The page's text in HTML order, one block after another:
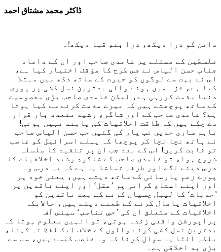
ڈاکٹر محمد مشتاق احمد
دامن کو ذرا دیکھ، ذرا بندِ قبا دیکھ!۔
فلسطین کے مسئلے پر غامدی صاحب اور ان کے داماد
جناب حسن الیاس نے جس طرح کا مؤقف اختیار کیا ہے،
اس نے بہت سے لوگوں کو حیرت کے ساتھ دکھ میں مبتلا
کیا ہے، غزہ میں ہونے والی بدترین نسل کشی پر پوری
دنیا مذمت کررہی ہے، لیکن غامدی صاحب بڑی معصومیت
کے ساتھ پوچھتے ہیں کہ میرے مذمت کرنے سے کیا ہوتا
ہے؟ غامدی صاحب کے اور شاگردِ رشید متعدد بار قرار
دے چکے ہیں کہ طاقت اخلاقیات کی پابند نہیں ہوتی!
تاہم ساری حدیں تب پار کی گئیں جب حسن الیاس صاحب
نے ہاتھ نچا نچا کر پوچھا کہ پہلے اسرائیل کو غاصب
تو ثابت کریں! اس کے بعد جب ان پر تنقید کا سلسلہ
شروع ہوا، تو غامدی صاحب کے شاگردِ رشید اخلاقیات کا
درس دینے لگے اور طرفہ تماشا یہ ہے کہ یہ درس وہ
پورے زعمِ پارسائی کے ساتھ دیتے ہیں، یعنی خود پر
اور اپنے استاذِ گرامی پر ’عقل‘ اور اپنے ناقدین پر
’جذبات‘ کا لیبل چسپاں کرنے کے بعد ناقدین کو
اخلاقیات پامال کرنے کے طعنے دیتے ہیں، حالانکہ
اخلاقیات کے متعلق ان کی ’حسِ تناسب‘ سینس آف
پراپورشن واقعی زندہ ہوتی، تو انہیں معلوم ہوتا کہ
بدترین نسل کشی کرنے والوں کے خلاف ایک لفظ نہ کہنا،
بلکہ الٹا یہ سوال کرنا کہ وہ غاصب کیسے ہیں، سب سے
بڑی بد اخلاقی ہے۔